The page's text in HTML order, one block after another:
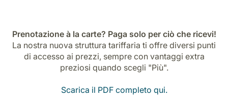
Prenotazione à la carte? Paga solo per ciò che ricevi!
La nostra nuova struttura tariffaria ti offre diversi punti
di accesso ai prezzi, sempre con vantaggi extra
preziosi quando scegli "Più".
Scarica il PDF completo qui.